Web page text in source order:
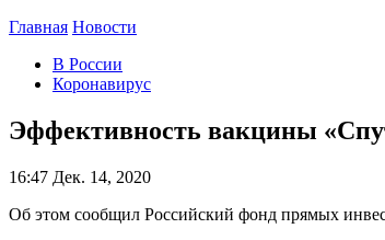
Главная Новости
В России
Коронавирус
Эффективность вакцины
16:47 Дек. 14, 2020
Об этом сообщил Российский фонд прямых